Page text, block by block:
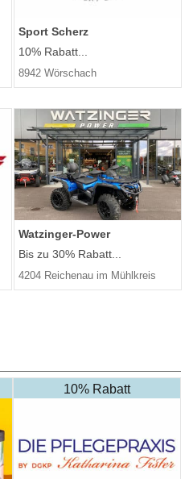
Sport Scherz
10% Rabatt...
8942 Wörschach
Watzinger-Power
Bis zu 30% Rabatt...
4204 Reichenau im Mühlkreis
10% Rabatt